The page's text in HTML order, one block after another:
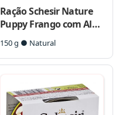
Ração Schesir Nature
Puppy Frango com Aloe
Vera em Lata para Cães
Filhotes
150 g ● Natural